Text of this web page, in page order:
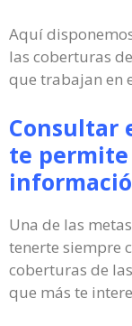
Aquí
las coberturas
que trabajan en
Consultar
te
Una de las
tenerte siempre
coberturas de
que más te